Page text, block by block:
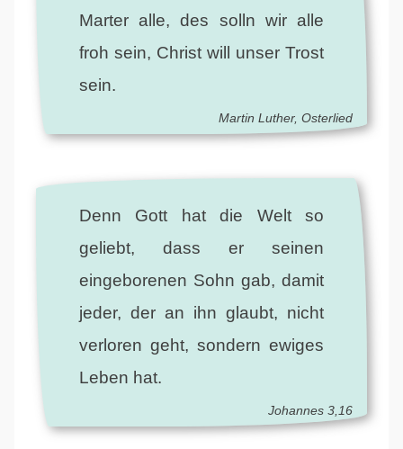
Marter alle, des solln wir alle
froh sein, Christ will unser Trost
sein.
Martin Luther, Osterlied
Denn Gott hat die Welt so
geliebt, dass er seinen
eingeborenen Sohn gab, damit
jeder, der an ihn glaubt, nicht
verloren geht, sondern ewiges
Leben hat.
Johannes 3,16